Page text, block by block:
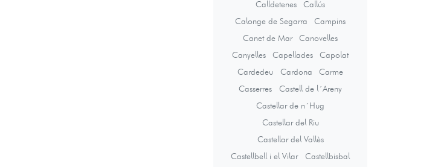
Calldetenes
Callús
Calonge de Segarra
Campins
Canet de Mar
Canovelles
Canyelles
Capellades
Capolat
Cardedeu
Cardona
Carme
Casserres
Castell de l´Areny
Castellar de n´Hug
Castellar del Riu
Castellar del Vallès
Castellbell i el Vilar
Castellbisbal